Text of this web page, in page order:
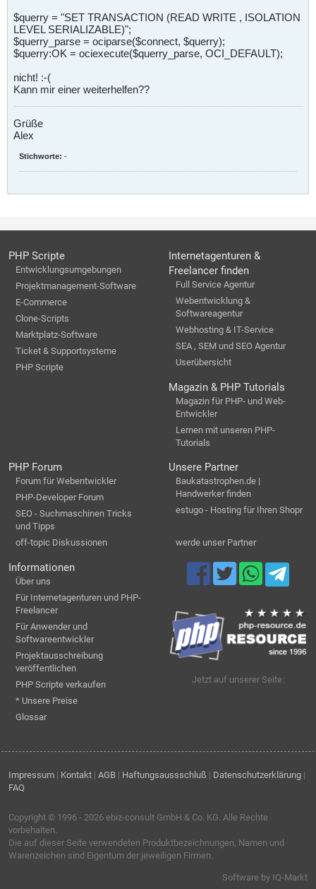
$querry = "SET TRANSACTION (READ WRITE , ISOLATION
LEVEL SERIALIZABLE)";
$querry_parse = ociparse($connect, $querry);
$querry:OK = ociexecute($querry_parse, OCI_DEFAULT);
nicht! :-(
Kann mir einer weiterhelfen??
Grüße
Alex
Stichworte: -
PHP Scripte
Entwicklungsumgebungen
Projektmanagement-Software
E-Commerce
Clone-Scripts
Marktplatz-Software
Ticket & Supportsysteme
PHP Scripte
Internetagenturen &
Freelancer finden
Full Service Agentur
Webentwicklung &
Softwareagentur
Webhosting & IT-Service
SEA , SEM und SEO Agentur
Userübersicht
Magazin & PHP Tutorials
Magazin für PHP- und Web-
Entwickler
Lernen mit unseren PHP-
Tutorials
PHP Forum
Forum für Webentwickler
PHP-Developer Forum
SEO - Suchmaschinen Tricks
und Tipps
off-topic Diskussionen
Unsere Partner
Baukatastrophen.de |
Handwerker finden
estugo - Hosting für Ihren Shopr
werde unser Partner
Informationen
Über uns
Für Internetagenturen und PHP-
Freelancer
Für Anwender und
Softwareentwickler
Projektausschreibung
veröffentlichen
PHP Scripte verkaufen
* Unsere Preise
Glossar
Jetzt auf unserer Seite:
Impressum | Kontakt | AGB | Haftungsaussschluß | Datenschutzerklärung |
FAQ
Copyright © 1996 - 2026 ebiz-consult GmbH & Co. KG. Alle Rechte
vorbehalten.
Die auf dieser Seite verwendeten Produktbezeichnungen, Namen und
Warenzeichen sind Eigentum der jeweiligen Firmen.
Software by IQ-Markt